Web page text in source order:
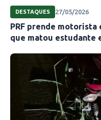
DESTAQUES 27/05/2026
PRF prende motorista
que matou estudante